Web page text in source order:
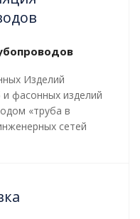
Изделий
фасонных изделий
«труба в
сетей
рамках
и трубопроводной